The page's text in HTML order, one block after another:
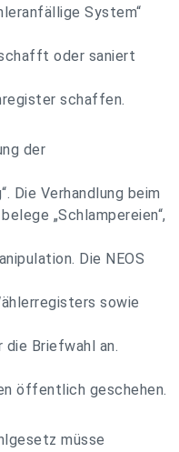
System“
oder saniert
schaffen.
der
Die Verhandlung beim
„Schlampereien“,
Die NEOS
sowie
Briefwahl an.
öffentlich geschehen.
müsse